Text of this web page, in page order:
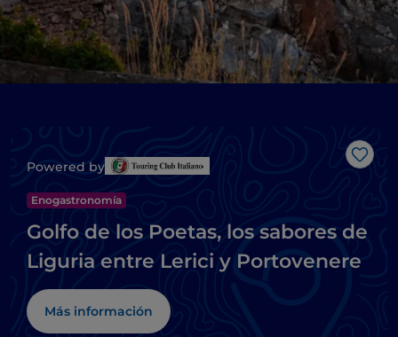
Me
Powered by
Enogastronomía
Golfo de los Poetas, los sabores de
Liguria entre Lerici y Portovenere
Más información